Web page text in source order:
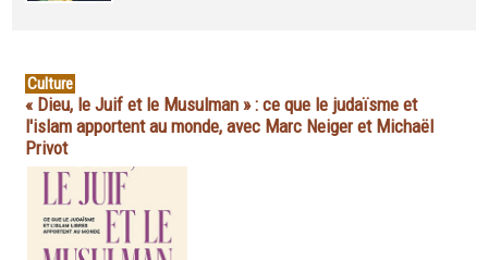
Culture
« Dieu, le Juif et le Musulman » : ce que le judaïsme et
l'islam apportent au monde, avec Marc Neiger et Michaël
Privot